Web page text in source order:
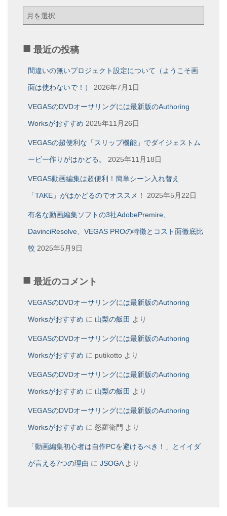
月
別
カ
ブ
最近の投稿
間違いの無いプロジェクト設定について（ようこそ画
面は使わないで！） 2026年7月1日
VEGASのDVDオーサリングには最新版のAuthoring
Worksがおすすめ 2025年11月26日
VEGASの超便利な「スリップ機能」でダイジェストム
ービー作りがはかどる。 2025年11月18日
VEGAS動画編集は超便利！簡単シーン入れ替え
「TAKE」がはかどるのでオススメ！ 2025年5月22日
有名な動画編集ソフトの3社AdobePremire、
DavinciResolve、VEGAS PROの特徴とコスト面徹底比
較 2025年5月9日
最近のコメント
VEGASのDVDオーサリングには最新版のAuthoring
Worksがおすすめ に 山梨の飯田 より
VEGASのDVDオーサリングには最新版のAuthoring
Worksがおすすめ に putikotto より
VEGASのDVDオーサリングには最新版のAuthoring
Worksがおすすめ に 山梨の飯田 より
VEGASのDVDオーサリングには最新版のAuthoring
Worksがおすすめ に 怒羅衛門 より
「動画編集初心者は自作PCを避けるべき！」とイイダ
が言える7つの理由 に JSOGAより